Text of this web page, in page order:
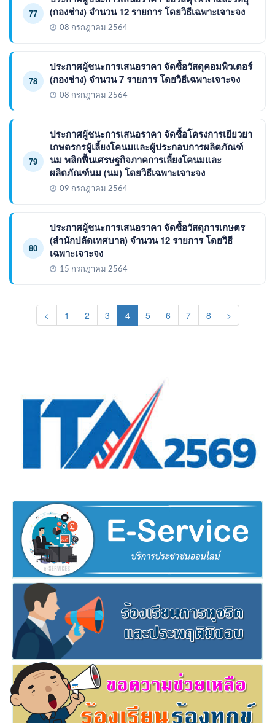
77
(กองช่าง) จำนวน 12 รายการ โดยวิธีเฉพาะเจาะจง
08 กรกฎาคม 2564
78
ประกาศผู้ชนะการเสนอราคา จัดซื้อวัสดุคอมพิวเตอร์
(กองช่าง) จำนวน 7 รายการ โดยวิธีเฉพาะเจาะจง
08 กรกฎาคม 2564
79
ประกาศผู้ชนะการเสนอราคา จัดซื้อโครงการเยียวยา
เกษตรกรผู้เลี้ยงโคนมและผู้ประกอบการผลิตภัณฑ์
นม พลิกฟื้นเศรษฐกิจภาคการเลี้ยงโคนมและ
ผลิตภัณฑ์นม (นม) โดยวิธีเฉพาะเจาะจง
09 กรกฎาคม 2564
80
ประกาศผู้ชนะการเสนอราคา จัดซื้อวัสดุการเกษตร
(สำนักปลัดเทศบาล) จำนวน 12 รายการ โดยวิธี
เฉพาะเจาะจง
15 กรกฎาคม 2564
< 1 2 3 4(current)
5 6 7 8 >